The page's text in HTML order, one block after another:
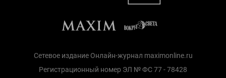
Сетевое издание Онлайн-журнал maximonline.ru
Регистрационный номер ЭЛ № ФС 77 - 78428